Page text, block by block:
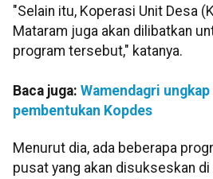
"Selain itu, Koperasi Unit Desa
Mataram juga akan dilibatkan
program tersebut," katanya.
Baca juga: Wamendagri
pembentukan Kopdes
Menurut dia, ada beberapa
pusat yang akan disukseskan di